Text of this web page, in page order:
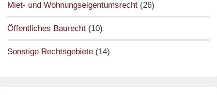
Miet- und Wohnungseigentumsrecht (26)
Öffentliches Baurecht (10)
Sonstige Rechtsgebiete (14)